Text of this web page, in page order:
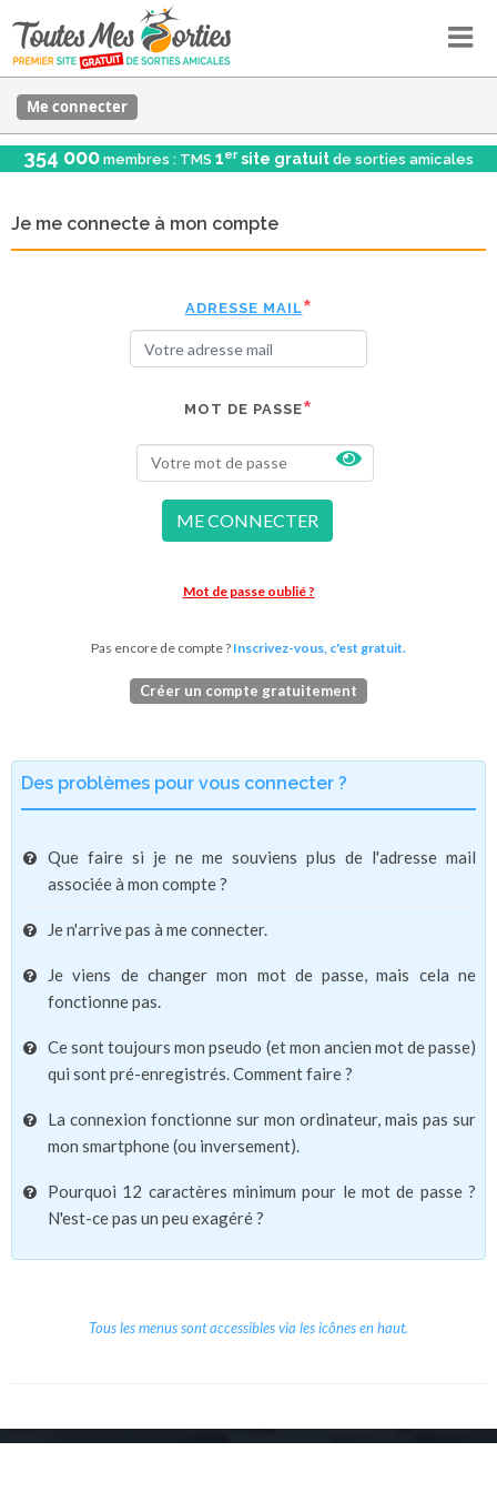
Me connecter
354 000 membres : TMS 1er site gratuit de sorties amicales
Je me connecte à mon compte
ADRESSE MAIL
MOT DE PASSE
ME CONNECTER
Mot de passe oublié ?
Pas encore de compte ? Inscrivez-vous, c'est gratuit.
Créer un compte gratuitement
Des problèmes pour vous connecter ?
Que faire si je ne me souviens plus de l'adresse mail
associée à mon compte ?
Je n'arrive pas à me connecter.
Je viens de changer mon mot de passe, mais cela ne
fonctionne pas.
Ce sont toujours mon pseudo (et mon ancien mot de passe)
qui sont pré-enregistrés. Comment faire ?
La connexion fonctionne sur mon ordinateur, mais pas sur
mon smartphone (ou inversement).
Pourquoi 12 caractères minimum pour le mot de passe ?
N'est-ce pas un peu exagéré ?
Tous les menus sont accessibles via les icônes en haut.